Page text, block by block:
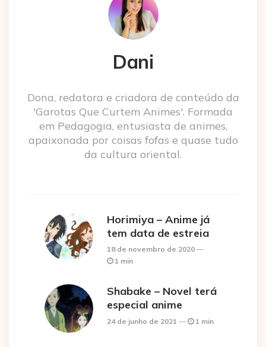
Dani
Dona, redatora e criadora de conteúdo da
'Garotas Que Curtem Animes'. Formada
em Pedagogia, entusiasta de animes,
apaixonada por coisas fofas e quase tudo
da cultura oriental.
Horimiya – Anime já
tem data de estreia
18 de novembro de 2020
1 min
Shabake – Novel terá
especial anime
24 de junho de 2021 1 min